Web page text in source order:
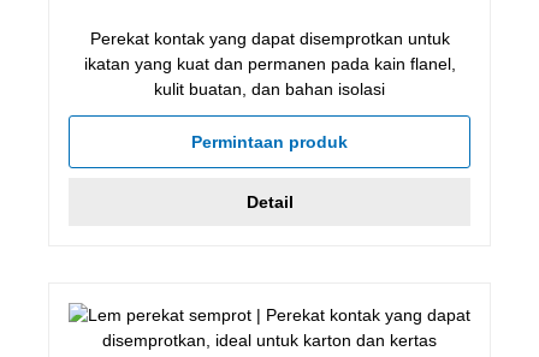
Perekat kontak yang dapat disemprotkan untuk
ikatan yang kuat dan permanen pada kain flanel,
kulit buatan, dan bahan isolasi
Permintaan produk
Detail